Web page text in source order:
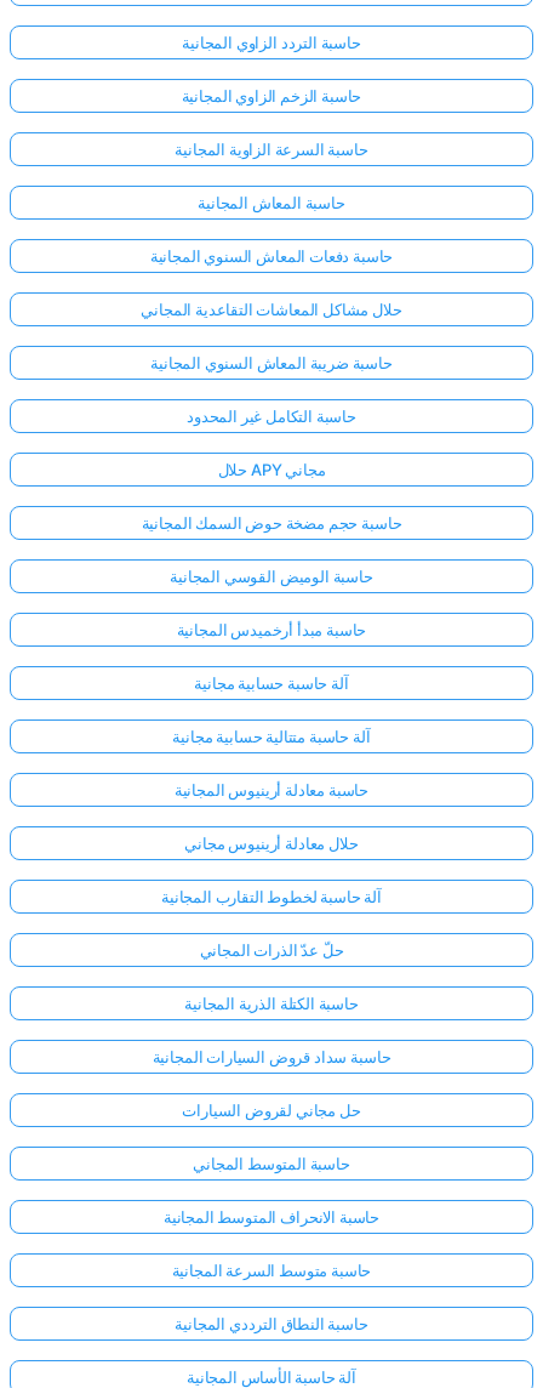
حاسبة التردد الزاوي المجانية
حاسبة الزخم الزاوي المجانية
حاسبة السرعة الزاوية المجانية
حاسبة المعاش المجانية
حاسبة دفعات المعاش السنوي المجانية
حلال مشاكل المعاشات التقاعدية المجاني
حاسبة ضريبة المعاش السنوي المجانية
حاسبة التكامل غير المحدود
حلال APY مجاني
حاسبة حجم مضخة حوض السمك المجانية
حاسبة الوميض القوسي المجانية
حاسبة مبدأ أرخميدس المجانية
آلة حاسبة حسابية مجانية
آلة حاسبة متتالية حسابية مجانية
حاسبة معادلة أرينيوس المجانية
حلال معادلة أرينيوس مجاني
آلة حاسبة لخطوط التقارب المجانية
حلّ عدّ الذرات المجاني
حاسبة الكتلة الذرية المجانية
حاسبة سداد قروض السيارات المجانية
حل مجاني لقروض السيارات
حاسبة المتوسط المجاني
حاسبة الانحراف المتوسط المجانية
حاسبة متوسط السرعة المجانية
حاسبة النطاق الترددي المجانية
آلة حاسبة الأساس المجانية